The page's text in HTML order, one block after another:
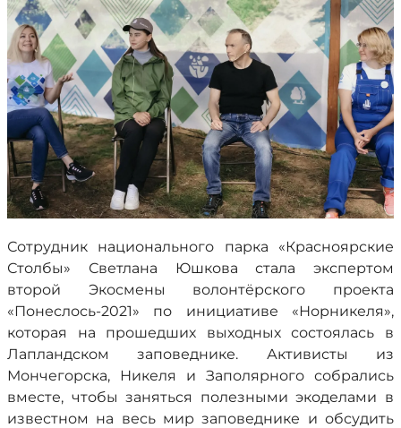
Сотрудник национального парка «Красноярские
Столбы» Светлана Юшкова стала экспертом
второй Экосмены волонтёрского проекта
«Понеслось-2021» по инициативе «Норникеля»,
которая на прошедших выходных состоялась в
Лапландском заповеднике. Активисты из
Мончегорска, Никеля и Заполярного собрались
вместе, чтобы заняться полезными экоделами в
известном на весь мир заповеднике и обсудить